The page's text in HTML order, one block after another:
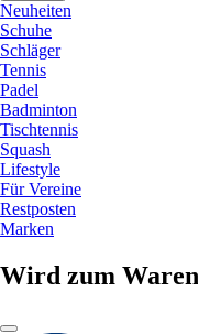
Neuheiten
Schuhe
Schläger
Tennis
Padel
Badminton
Tischtennis
Squash
Lifestyle
Für Vereine
Restposten
Marken
Wird zum